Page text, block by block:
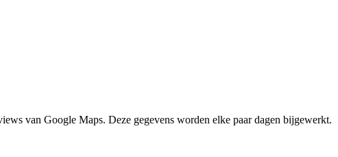
van Google Maps. Deze gegevens worden elke paar dagen bijgewerkt.